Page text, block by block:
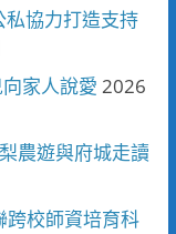
協力打造支持
家人說愛 2026
農遊與府城走讀
跨校師資培育科